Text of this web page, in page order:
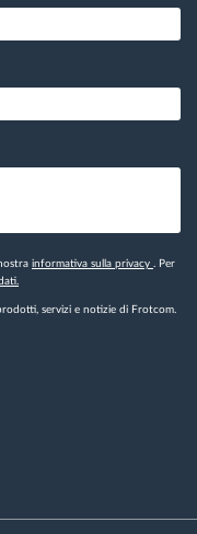
informativa sulla privacy
. Per
servizi e notizie di Frotcom.